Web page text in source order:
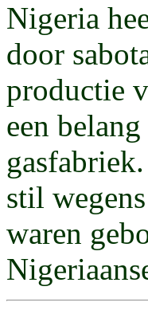
Nigeria
door
productie
een
stil
waren